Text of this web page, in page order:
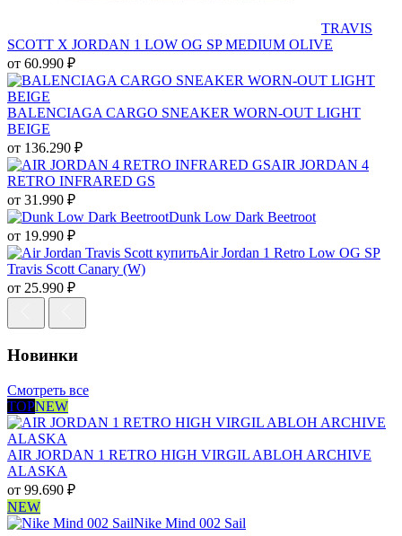
TRAVIS
SCOTT X JORDAN 1 LOW OG SP MEDIUM OLIVE
от 60.990 ₽
BALENCIAGA CARGO SNEAKER WORN-OUT LIGHT
BEIGE
от 136.290 ₽
AIR JORDAN 4
RETRO INFRARED GS
от 31.990 ₽
Dunk Low Dark Beetroot
от 19.990 ₽
Air Jordan 1 Retro Low OG SP
Travis Scott Canary (W)
от 25.990 ₽
Новинки
Смотреть все
TOPNEW
AIR JORDAN 1 RETRO HIGH VIRGIL ABLOH ARCHIVE
ALASKA
от 99.690 ₽
NEW
Nike Mind 002 Sail